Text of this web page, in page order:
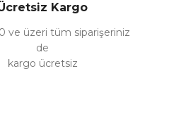
Kargo
ve üzeri tüm siparişeriniz
de
kargo ücretsiz